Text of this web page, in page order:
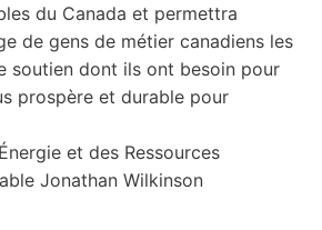
du Canada et permettra
de gens de métier canadiens les
soutien dont ils ont besoin pour
prospère et durable pour
et des Ressources
Jonathan Wilkinson